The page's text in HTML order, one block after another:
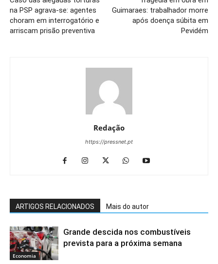
na PSP agrava-se: agentes
choram em interrogatório e
arriscam prisão preventiva
Guimaraes: trabalhador morre
após doença súbita em
Pevidém
Redação
https://pressnet.pt
ARTIGOS RELACIONADOS Mais do autor
Economia
Grande descida nos combustíveis
prevista para a próxima semana